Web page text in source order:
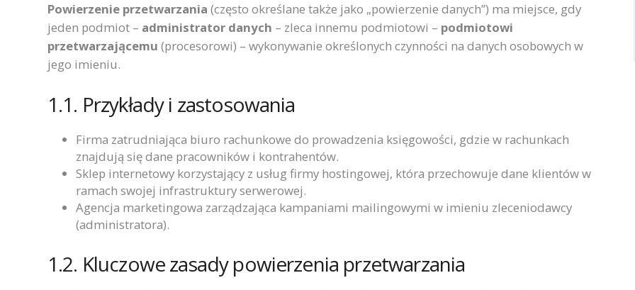
Powierzenie przetwarzania (często określane także jako „powierzenie danych”) ma miejsce, gdy
jeden podmiot – administrator danych – zleca innemu podmiotowi – podmiotowi
przetwarzającemu (procesorowi) – wykonywanie określonych czynności na danych osobowych w
jego imieniu.
1.1. Przykłady i zastosowania
Firma zatrudniająca biuro rachunkowe do prowadzenia księgowości, gdzie w rachunkach
znajdują się dane pracowników i kontrahentów.
Sklep internetowy korzystający z usług firmy hostingowej, która przechowuje dane klientów w
ramach swojej infrastruktury serwerowej.
Agencja marketingowa zarządzająca kampaniami mailingowymi w imieniu zleceniodawcy
(administratora).
1.2. Kluczowe zasady powierzenia przetwarzania